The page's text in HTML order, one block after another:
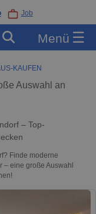
Job
Menü ☰
KAUFEN
Auswahl an
– Top-
Finde moderne
– eine große Auswahl